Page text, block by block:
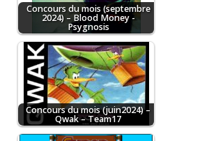
Concours du mois (septembre
2024) – Blood Money -
Psygnosis
Concours du mois (juin2024) –
Qwak – Team17